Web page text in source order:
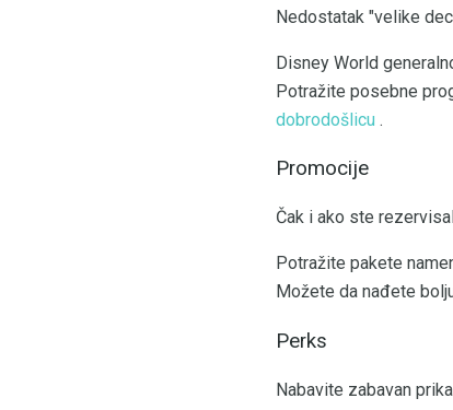
Nedostatak "velike
Disney World
Potražite posebne
dobrodošlicu .
Promocije
Čak i ako ste
Potražite pakete
Možete da nađete
Perks
Nabavite zabavan